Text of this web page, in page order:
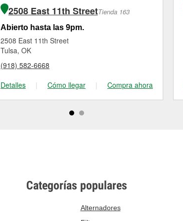
2508 East 11th StreetTienda 163
Abierto hasta las 9pm.
2508 East 11th Street
Tulsa, OK
(918) 582-6668
Detalles
| Cómo llegar | Compra ahora
Categorías populares
Alternadores